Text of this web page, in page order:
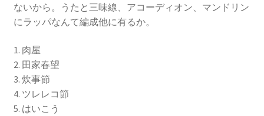
ないから。うたと三味線、アコーディオン、マンドリン
にラッパなんて編成他に有るか。
1. 肉屋
2. 田家春望
3. 炊事節
4. ツレレコ節
5. はいこう